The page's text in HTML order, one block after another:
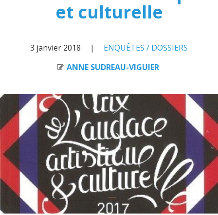
et culturelle
3 janvier 2018
ENQUÊTES / DOSSIERS
ANNE SUDREAU-VIGUIER